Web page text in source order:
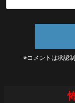
※コメントは承認